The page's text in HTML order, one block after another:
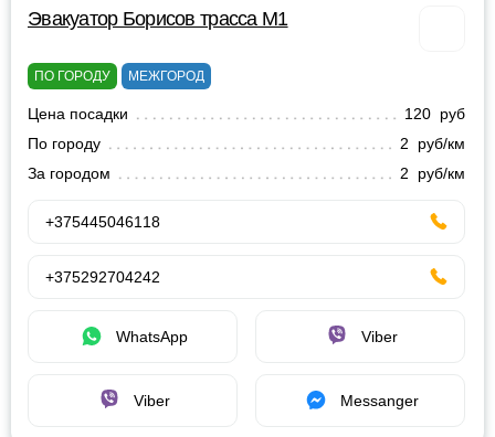
Эвакуатор Борисов трасса М1
ПО ГОРОДУ МЕЖГОРОД
Цена посадки
120 руб
По городу
2 руб/км
За городом
2 руб/км
+375445046118
+375292704242
WhatsApp Viber
Viber Messanger